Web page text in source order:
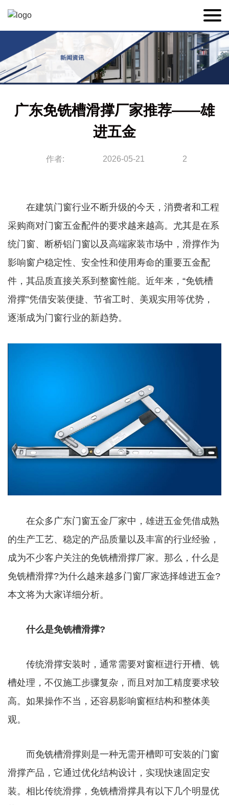
广东免铣槽滑撑厂家推荐——雄
进五金
作者: 2026-05-21 2
在建筑门窗行业不断升级的今天，消费者和工程
采购商对门窗五金配件的要求越来越高。尤其是在系
统门窗、断桥铝门窗以及高端家装市场中，滑撑作为
影响窗户稳定性、安全性和使用寿命的重要五金配
件，其品质直接关系到整窗性能。近年来，“免铣槽
滑撑”凭借安装便捷、节省工时、美观实用等优势，
逐渐成为门窗行业的新趋势。
在众多广东门窗五金厂家中，雄进五金凭借成熟
的生产工艺、稳定的产品质量以及丰富的行业经验，
成为不少客户关注的免铣槽滑撑厂家。那么，什么是
免铣槽滑撑?为什么越来越多门窗厂家选择雄进五金?
本文将为大家详细分析。
什么是免铣槽滑撑?
传统滑撑安装时，通常需要对窗框进行开槽、铣
槽处理，不仅施工步骤复杂，而且对加工精度要求较
高。如果操作不当，还容易影响窗框结构和整体美
观。
而免铣槽滑撑则是一种无需开槽即可安装的门窗
滑撑产品，它通过优化结构设计，实现快速固定安
装。相比传统滑撑，免铣槽滑撑具有以下几个明显优